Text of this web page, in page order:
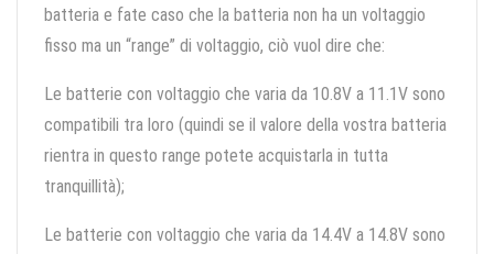
batteria e fate caso che la batteria non ha un voltaggio
fisso ma un “range” di voltaggio, ciò vuol dire che:
Le batterie con voltaggio che varia da 10.8V a 11.1V sono
compatibili tra loro (quindi se il valore della vostra batteria
rientra in questo range potete acquistarla in tutta
tranquillità);
Le batterie con voltaggio che varia da 14.4V a 14.8V sono